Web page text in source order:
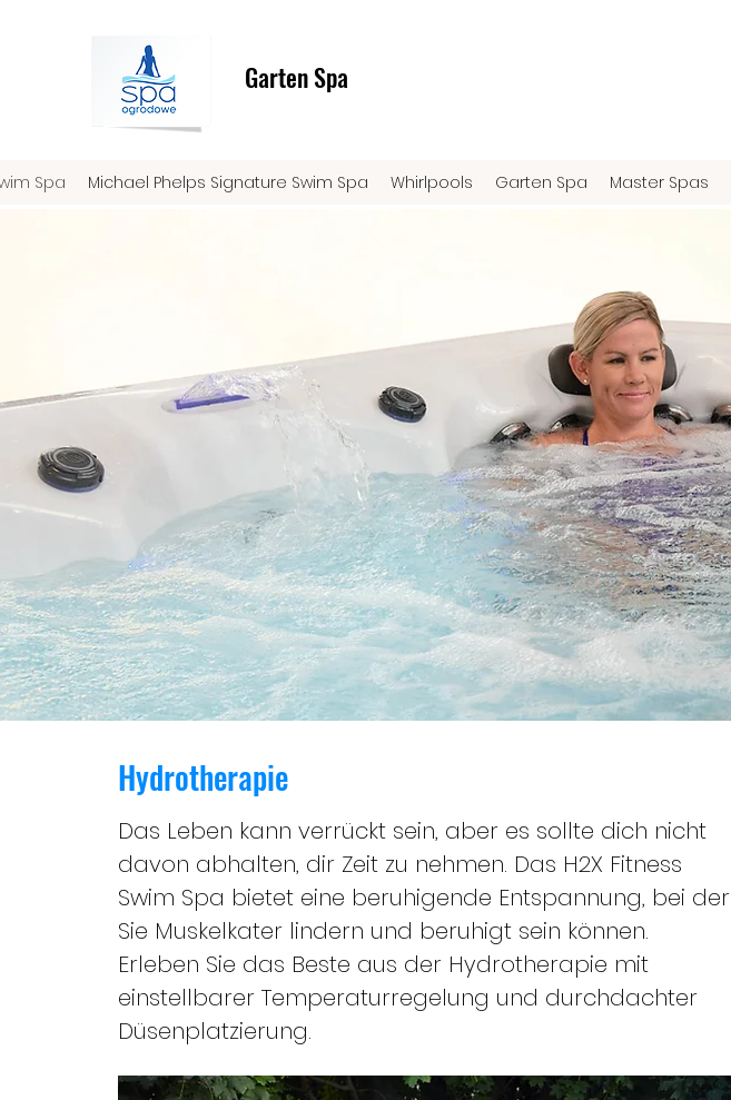
Garten Spa
Spa Michael Phelps Signature Swim Spa Whirlpools Garten Spa Master Spas
Hydrotherapie
Das Leben kann verrückt sein, aber es sollte dich nicht
davon abhalten, dir Zeit zu nehmen. Das H2X Fitness
Swim Spa bietet eine beruhigende Entspannung, bei der
Sie Muskelkater lindern und beruhigt sein können.
Erleben Sie das Beste aus der Hydrotherapie mit
einstellbarer Temperaturregelung und durchdachter
Düsenplatzierung.